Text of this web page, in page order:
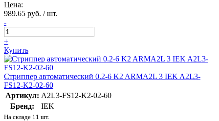
Цена:
989.65 руб. / шт.
-
+
Купить
Стриппер автоматический 0.2-6 K2 ARMA2L 3 IEK A2L3-
FS12-K2-02-60
Артикул: A2L3-FS12-K2-02-60
Бренд:
IEK
На складе 11 шт.